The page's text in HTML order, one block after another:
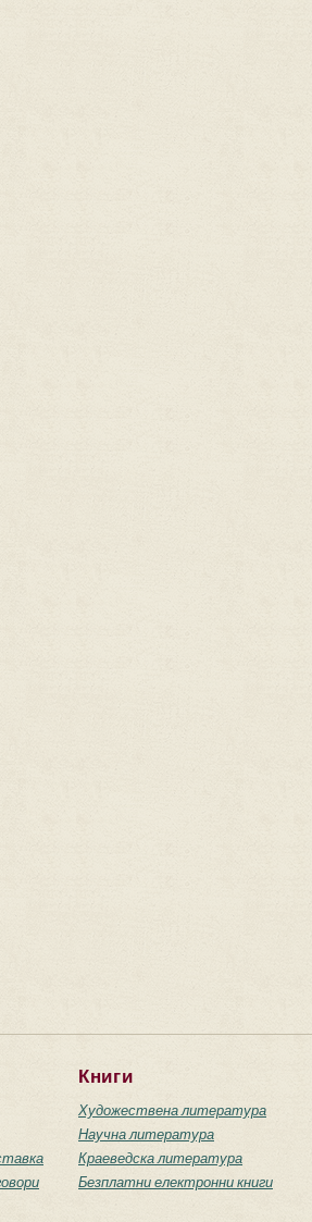
Книги
Художествена литература
Научна литература
Краеведска литература
Безплатни електронни книги